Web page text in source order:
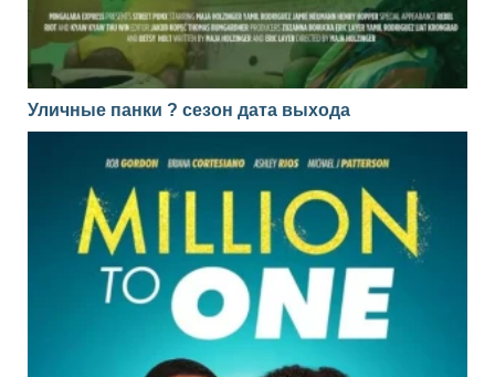
Уличные панки ? сезон дата выхода